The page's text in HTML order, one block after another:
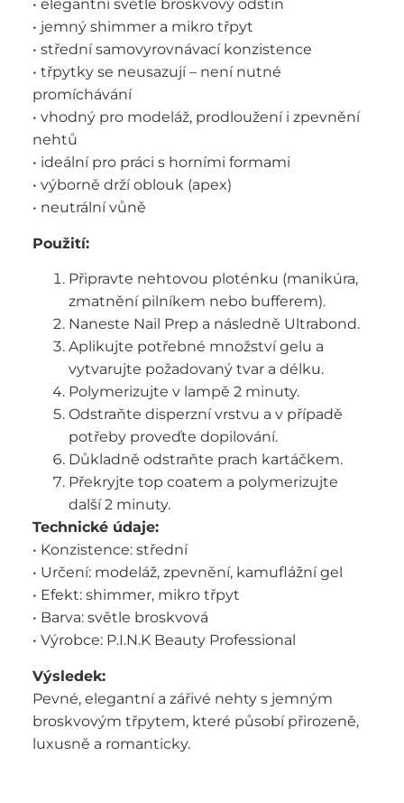
• elegantní světle broskvový odstín
• jemný shimmer a mikro třpyt
• střední samovyrovnávací konzistence
• třpytky se neusazují – není nutné
promíchávání
• vhodný pro modeláž, prodloužení i zpevnění
nehtů
• ideální pro práci s horními formami
• výborně drží oblouk (apex)
• neutrální vůně
Použití:
Připravte nehtovou ploténku (manikúra,
zmatnění pilníkem nebo bufferem).
Naneste Nail Prep a následně Ultrabond.
Aplikujte potřebné množství gelu a
vytvarujte požadovaný tvar a délku.
Polymerizujte v lampě 2 minuty.
Odstraňte disperzní vrstvu a v případě
potřeby proveďte dopilování.
Důkladně odstraňte prach kartáčkem.
Překryjte top coatem a polymerizujte
další 2 minuty.
Technické údaje:
• Konzistence: střední
• Určení: modeláž, zpevnění, kamuflážní gel
• Efekt: shimmer, mikro třpyt
• Barva: světle broskvová
• Výrobce: P.I.N.K Beauty Professional
Výsledek:
Pevné, elegantní a zářivé nehty s jemným
broskvovým třpytem, které působí přirozeně,
luxusně a romanticky.